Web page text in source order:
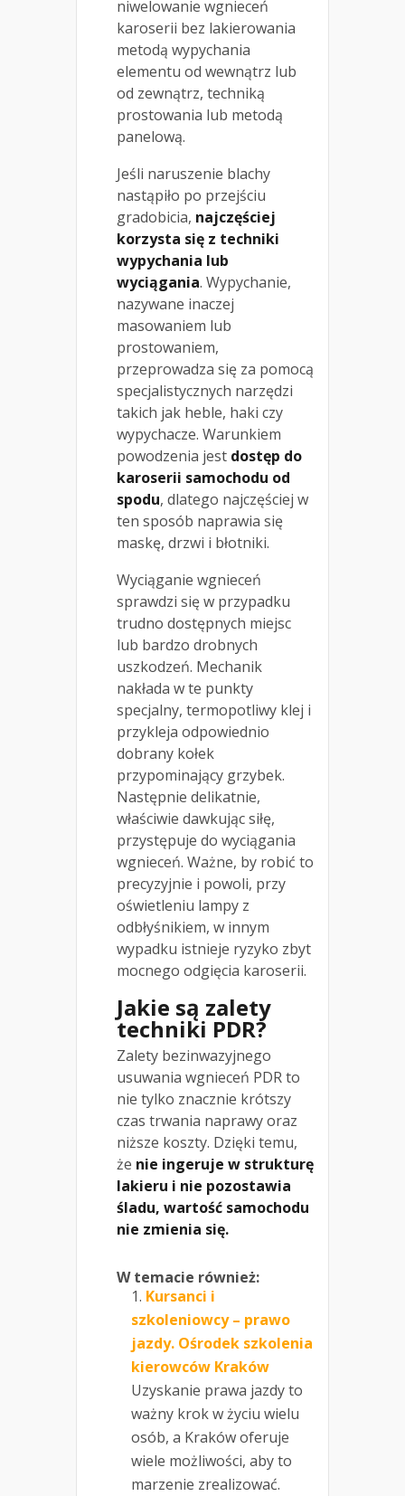
niwelowanie wgnieceń
karoserii bez lakierowania
metodą wypychania
elementu od wewnątrz lub
od zewnątrz, techniką
prostowania lub metodą
panelową.
Jeśli naruszenie blachy
nastąpiło po przejściu
gradobicia, najczęściej
korzysta się z techniki
wypychania lub
wyciągania. Wypychanie,
nazywane inaczej
masowaniem lub
prostowaniem,
przeprowadza się za pomocą
specjalistycznych narzędzi
takich jak heble, haki czy
wypychacze. Warunkiem
powodzenia jest dostęp do
karoserii samochodu od
spodu, dlatego najczęściej w
ten sposób naprawia się
maskę, drzwi i błotniki.
Wyciąganie wgnieceń
sprawdzi się w przypadku
trudno dostępnych miejsc
lub bardzo drobnych
uszkodzeń. Mechanik
nakłada w te punkty
specjalny, termopotliwy klej i
przykleja odpowiednio
dobrany kołek
przypominający grzybek.
Następnie delikatnie,
właściwie dawkując siłę,
przystępuje do wyciągania
wgnieceń. Ważne, by robić to
precyzyjnie i powoli, przy
oświetleniu lampy z
odbłyśnikiem, w innym
wypadku istnieje ryzyko zbyt
mocnego odgięcia karoserii.
Jakie są zalety
techniki PDR?
Zalety bezinwazyjnego
usuwania wgnieceń PDR to
nie tylko znacznie krótszy
czas trwania naprawy oraz
niższe koszty. Dzięki temu,
że nie ingeruje w strukturę
lakieru i nie pozostawia
śladu, wartość samochodu
nie zmienia się.
W temacie również:
Kursanci i
szkoleniowcy – prawo
jazdy. Ośrodek szkolenia
kierowców Kraków
Uzyskanie prawa jazdy to
ważny krok w życiu wielu
osób, a Kraków oferuje
wiele możliwości, aby to
marzenie zrealizować.